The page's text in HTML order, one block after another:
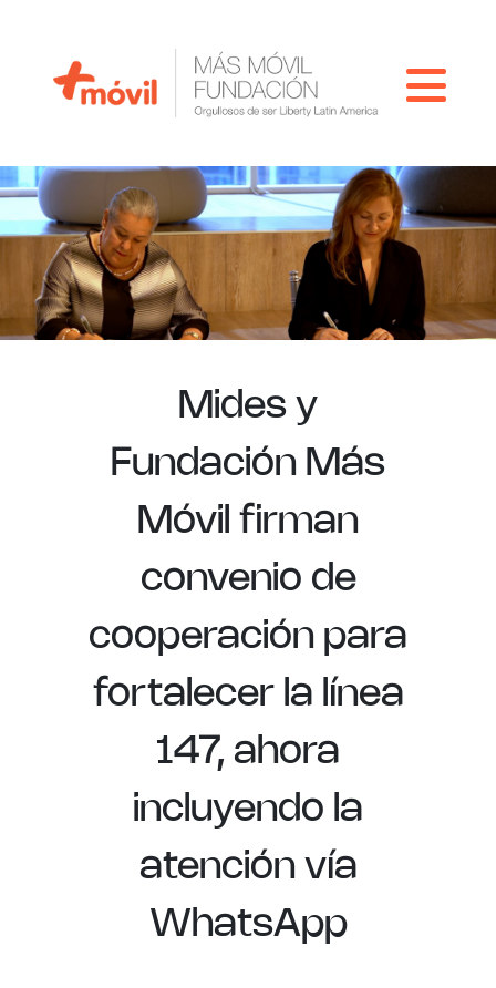
Mides y
Fundación Más
Móvil firman
convenio de
cooperación para
fortalecer la línea
147, ahora
incluyendo la
atención vía
WhatsApp